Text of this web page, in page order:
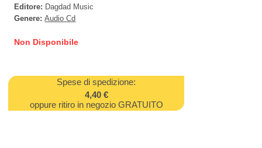
Editore: Dagdad Music
Genere:Audio Cd
Non Disponibile
Spese di spedizione:
4,40 €
oppure ritiro in negozio GRATUITO